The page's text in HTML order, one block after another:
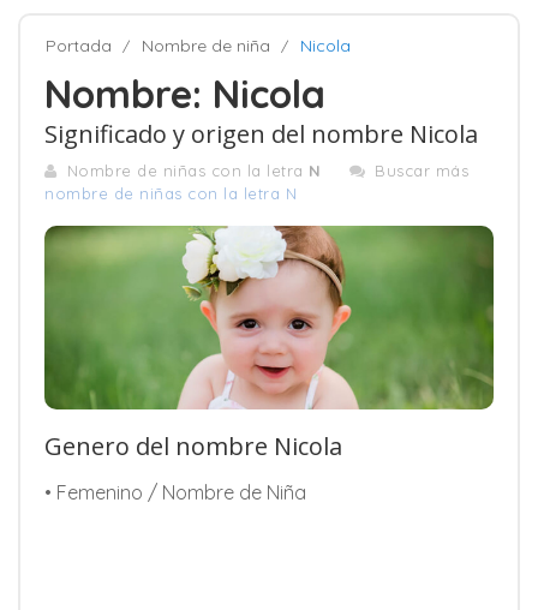
Portada Nombre de niña Nicola
Nombre: Nicola
Significado y origen del nombre Nicola
Nombre de niñas con la letra N
Buscar más
nombre de niñas con la letra N
Genero del nombre Nicola
• Femenino / Nombre de Niña